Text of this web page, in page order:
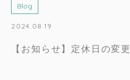
Blog
2024.08.19
【お知らせ】定休日の変更